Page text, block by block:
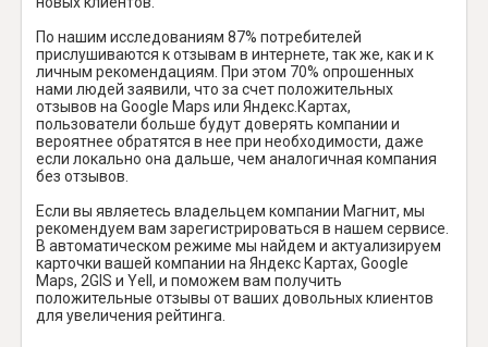
По нашим исследованиям 87% потребителей
прислушиваются к отзывам в интернете, так же, как и к
личным рекомендациям. При этом 70% опрошенных
нами людей заявили, что за счет положительных
отзывов на Google Maps или Яндекс.Картах,
пользователи больше будут доверять компании и
вероятнее обратятся в нее при необходимости, даже
если локально она дальше, чем аналогичная компания
без отзывов.
Если вы являетесь владельцем компании Магнит, мы
рекомендуем вам зарегистрироваться в нашем сервисе.
В автоматическом режиме мы найдем и актуализируем
карточки вашей компании на Яндекс Картах, Google
Maps, 2GIS и Yell, и поможем вам получить
положительные отзывы от ваших довольных клиентов
для увеличения рейтинга.